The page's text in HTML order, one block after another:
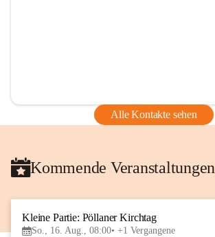
Alle Kontakte sehen
Kommende Veranstaltungen
Kleine Partie: Pöllaner Kirchtag
So., 16. Aug., 08:00 +1 Vergangene